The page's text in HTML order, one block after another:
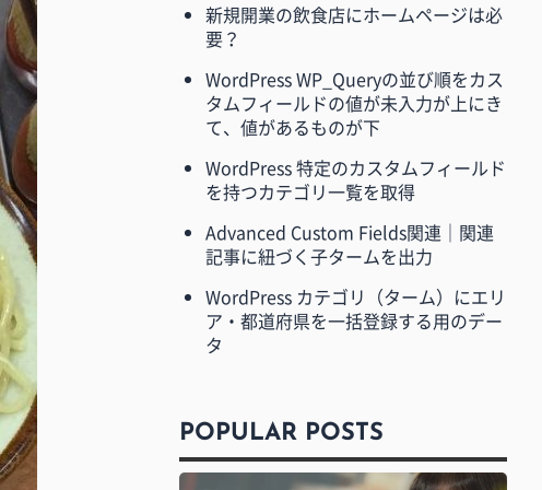
新規開業の飲食店にホームページは必
要？
WordPress WP_Queryの並び順をカス
タムフィールドの値が未入力が上にき
て、値があるものが下
WordPress 特定のカスタムフィールド
を持つカテゴリ一覧を取得
Advanced Custom Fields関連｜関連
記事に紐づく子タームを出力
WordPress カテゴリ（ターム）にエリ
ア・都道府県を一括登録する用のデー
タ
POPULAR POSTS